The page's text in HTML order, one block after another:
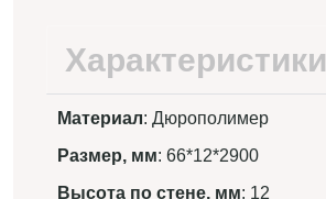
Характеристики
Материал: Дюрополимер
Размер, мм: 66*12*2900
Высота по стене, мм: 12